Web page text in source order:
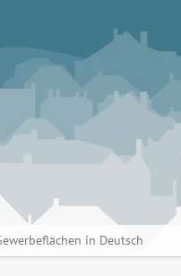
in Deutsch